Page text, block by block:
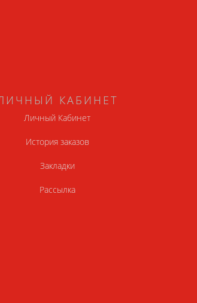
КАБИНЕТ
Личный Кабинет
История заказов
Закладки
Рассылка